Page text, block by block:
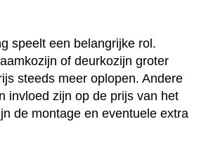
speelt een belangrijke rol.
of deurkozijn groter
steeds meer oplopen. Andere
invloed zijn op de prijs van het
de montage en eventuele extra